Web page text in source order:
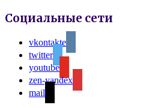
Социальные сети
vkontakte
twitter
youtube
zen-yandex
mail